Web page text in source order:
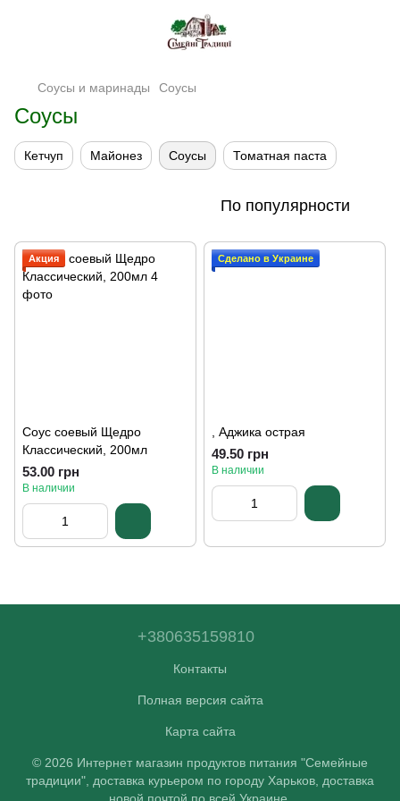
Соусы и маринады Соусы
Соусы
Кетчуп Майонез Соусы Томатная паста
По популярности
Акция
Соус соевый Щедро
Классический, 200мл
53.00 грн
В наличии
Сделано в Украине
, Аджика острая
49.50 грн
В наличии
+380635159810
Контакты
Полная версия сайта
Карта сайта
© 2026 Интернет магазин продуктов питания "Семейные
традиции", доставка курьером по городу Харьков, доставка